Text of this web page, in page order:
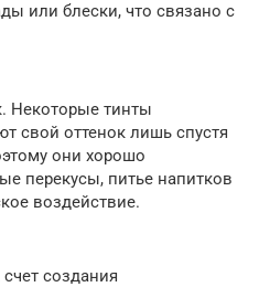
или блески, что связано с
Некоторые тинты
свой оттенок лишь спустя
они хорошо
перекусы, питье напитков
воздействие.
создания